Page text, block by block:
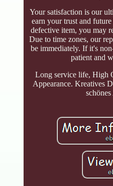
Your satisfaction is our
earn your trust and
defective item, you may
Due to time zones, our
be immediately. If it's
patient and
Long service life, High
Appearance. Kreatives